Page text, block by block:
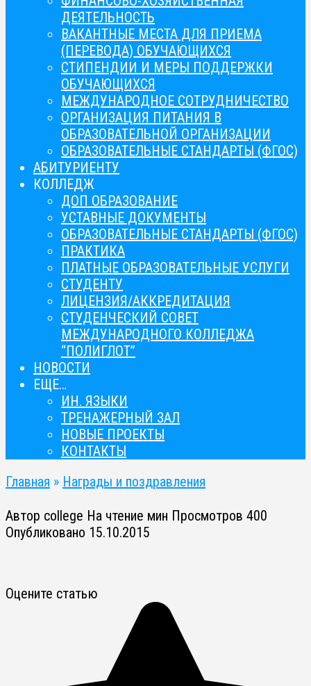
ДЕЯТЕЛЬНОСТЬ
ВАКАНТНЫЕ МЕСТА ДЛЯ ПРИЕМА
(ПЕРЕВОДА) ОБУЧАЮЩИХСЯ
СТИПЕНДИИ И МЕРЫ ПОДДЕРЖКИ
ОБУЧАЮЩИХСЯ
МЕЖДУНАРОДНОЕ СОТРУДНИЧЕСТВО
ОРГАНИЗАЦИЯ ПИТАНИЯ В
ОБРАЗОВАТЕЛЬНОЙ ОРГАНИЗАЦИИ
ОБРАЗОВАТЕЛЬНЫЕ СТАНДАРТЫ (ФГОС)
АБИТУРИЕНТУ
КОЛЛЕДЖ
ДОП ОБРАЗОВАНИЕ
УСТАВНЫЕ ДОКУМЕНТЫ
ОБРАЗОВАТЕЛЬНЫЕ СТАНДАРТЫ (ФГОС)
ПРАКТИКА
ПЛАТНЫЕ ОБРАЗОВАТЕЛЬНЫЕ УСЛУГИ
СТУДЕНТУ
ЛИЦЕНЗИЯ/АККРЕДИТАЦИЯ
СТУДЕНЧЕСКИЙ СОВЕТ
МЕЖДУНАРОДНОГО КОЛЛЕДЖА
“ПОЛИГЛОТ”
НОВОСТИ
ЕЩЕ…
ИН. ЯЗЫКИ
ТРЕНАЖЕРНЫЙ ЗАЛ
НОВЫЕ ПРОЕКТЫ
КОНТАКТЫ
Главная » Награды и поздравления
Автор college На чтение мин Просмотров 400
Опубликовано 15.10.2015
Оцените статью